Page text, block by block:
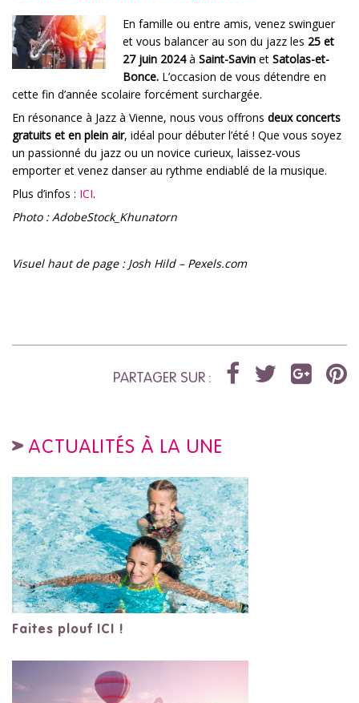
En famille ou entre amis, venez swinguer
et vous balancer au son du jazz les 25 et
27 juin 2024àSaint-Savin etSatolas-et-
Bonce. L’occasion de vous détendre en
cette fin d’année scolaire forcément surchargée.
En résonance à Jazz à Vienne, nous vous offrons deux concerts
gratuits et en plein air, idéal pour débuter l’été ! Que vous soyez
un passionné du jazz ou un novice curieux, laissez-vous
emporter et venez danser au rythme endiablé de la musique.
Plus d’infos : ICI.
Photo : AdobeStock_Khunatorn
Visuel haut de page : Josh Hild – Pexels.com
PARTAGER SUR :
ACTUALITÉS À LA UNE
Faites plouf ICI !